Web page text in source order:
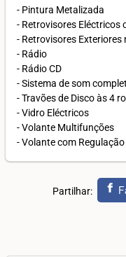
- Pintura Metalizada
- Retrovisores Eléctricos
- Retrovisores Exteriores
- Rádio
- Rádio CD
- Sistema de som
- Travões de Disco às 4
- Vidro Eléctricos
- Volante Multifunções
- Volante com
Partilhar: